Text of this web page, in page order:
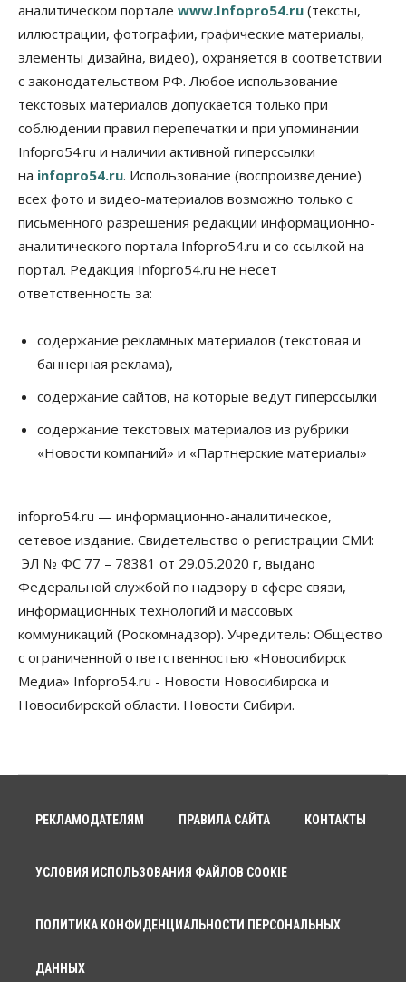
аналитическом портале www.Infopro54.ru (тексты,
иллюстрации, фотографии, графические материалы,
элементы дизайна, видео), охраняется в соответствии
с законодательством РФ. Любое использование
текстовых материалов допускается только при
соблюдении правил перепечатки и при упоминании
Infopro54.ru и наличии активной гиперссылки
на infopro54.ru. Использование (воспроизведение)
всех фото и видео-материалов возможно только с
письменного разрешения редакции информационно-
аналитического портала Infopro54.ru и со ссылкой на
портал. Редакция Infopro54.ru не несет
ответственность за:
содержание рекламных материалов (текстовая и
баннерная реклама),
содержание сайтов, на которые ведут гиперссылки
содержание текстовых материалов из рубрики
«Новости компаний» и «Партнерские материалы»
infopro54.ru — информационно-аналитическое,
сетевое издание. Свидетельство о регистрации СМИ:
ЭЛ № ФС 77 – 78381 от 29.05.2020 г, выдано
Федеральной службой по надзору в сфере связи,
информационных технологий и массовых
коммуникаций (Роскомнадзор). Учредитель: Общество
с ограниченной ответственностью «Новосибирск
Медиа» Infopro54.ru - Новости Новосибирска и
Новосибирской области. Новости Сибири.
РЕКЛАМОДАТЕЛЯМ ПРАВИЛА САЙТА КОНТАКТЫ
УСЛОВИЯ ИСПОЛЬЗОВАНИЯ ФАЙЛОВ COOKIE
ПОЛИТИКА КОНФИДЕНЦИАЛЬНОСТИ ПЕРСОНАЛЬНЫХ
ДАННЫХ